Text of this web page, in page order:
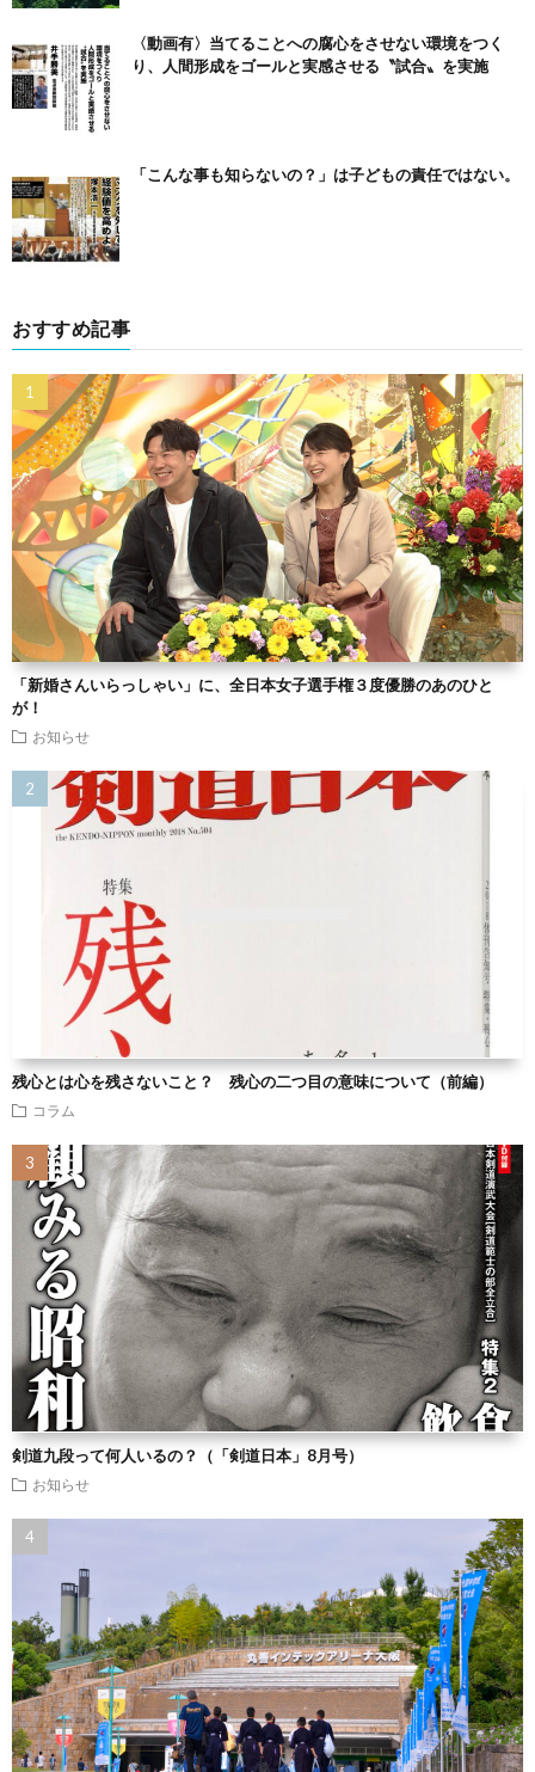
〈動画有〉当てることへの腐心をさせない環境をつく
り、人間形成をゴールと実感させる〝試合〟を実施
「こんな事も知らないの？」は子どもの責任ではない。
おすすめ記事
「新婚さんいらっしゃい」に、全日本女子選手権３度優勝のあのひと
が！
お知らせ
残心とは心を残さないこと？ 残心の二つ目の意味について（前編）
コラム
剣道九段って何人いるの？（「剣道日本」8月号）
お知らせ